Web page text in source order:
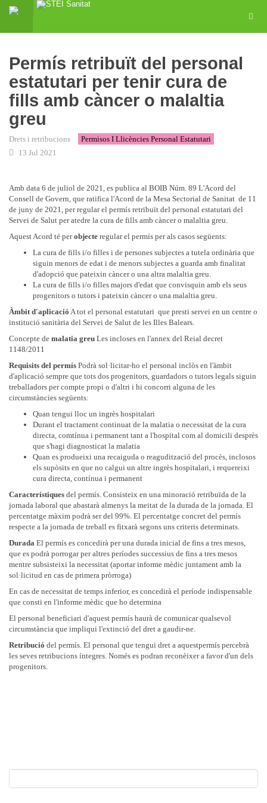
Permís retribuït del personal
estatutari per tenir cura de
fills amb càncer o malaltia
greu
Drets i retribucions
Permisos I Llicències Personal Estatutari
13 Jul 2021
Amb data 6 de juliol de 2021, es publica al BOIB Núm. 89 L'Acord del
Consell de Govern, que ratifica l'Acord de la Mesa Sectorial de Sanitat de 11
de juny de 2021, per regular el permís retribuït del personal estatutari del
Servei de Salut per atedre la cura de fills amb càncer o malaltia greu.
Aquest Acord té perobjecte regular el permís per als casos següents:
La cura de fills i/o filles i de persones subjectes a tutela ordinària que
siguin menors de edat i de menors subjectes a guarda amb finalitat
d'adopció que pateixin càncer o una altra malaltia greu.
La cura de fills i/o filles majors d'edat que convisquin amb els seus
progenitors o tutors i pateixin càncer o una malaltia greu.
Àmbit d'aplicació A tot el personal estatutari que presti servei en un centre o
institució sanitària del Servei de Salut de les Illes Balears.
Concepte de malatia greu Les incloses en l'annex del Reial decret
1148/2011
Requisits del permís Podrà sol·licitar-ho el personal inclòs en l'àmbit
d'aplicació sempre que tots dos progenitors, guardadors o tutors legals siguin
treballadors per compte propi o d'altri i hi concorri alguna de les
circumstàncies següents:
Quan tengui lloc un ingrès hospitalari
Durant el tractament continuat de la malatia o necessitat de la cura
directa, comtínua i permanent tant a l'hospital com al domicili desprès
que s'hagi diagnosticat la malatia
Quan es produeixi una recaiguda o reagudització del procès, inclosos
els supòsits en que no calgui un altre ingrès hospitalari, i requereixi
cura directa, contínua i permanent
Característiques del permís. Consisteix en una minoració retribuïda de la
jornada laboral que abastarà almenys la meitat de la durada de la jornada. El
percentatge màxim podrà ser del 99%. El percentatge concret del permís
respecte a la jornada de treball es fitxarà segons uns criteris determinats.
Durada El permís es concedirà per una durada inicial de fins a tres mesos,
que es podrà porrogar per altres períodes successius de fins a tres mesos
mentre subsisteixi la necessitat (aportar informe mèdic juntament amb la
sol·licitud en cas de primera pròrroga)
En cas de necessitat de temps inferior, es concedirà el període indispensable
que consti en l'informe mèdic que ho determina
El personal beneficiari d'aquest permís haurà de comunicar qualsevol
circumstància que impliqui l'extinció del dret a gaudir-ne.
Retribució del permís. El personal que tengui dret a aquestpermís percebrà
les seves retribucions íntegres. Només es podran reconèixer a favor d'un dels
progenitors.